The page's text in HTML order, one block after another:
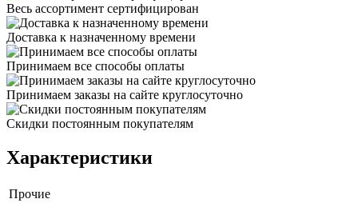
Весь ассортимент сертифицирован
Доставка к назначенному времени
Принимаем все способы оплаты
Принимаем заказы на сайте круглосуточно
Скидки постоянным покупателям
Характеристики
Прочие